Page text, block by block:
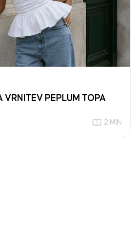
VRNITEV PEPLUM TOPA
2 MIN